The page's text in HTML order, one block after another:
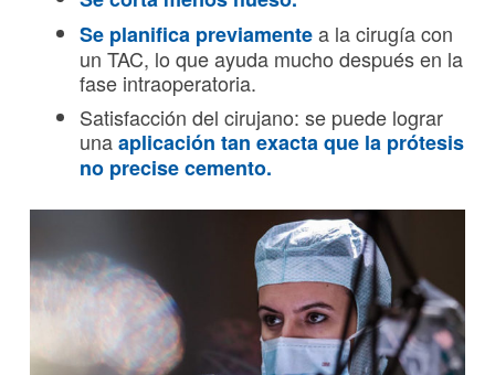
Se planifica previamentea la cirugía con
un TAC, lo que ayuda mucho después en la
fase intraoperatoria.
Satisfacción del cirujano: se puede lograr
unaaplicación tan exacta que la prótesis
no precise cemento.